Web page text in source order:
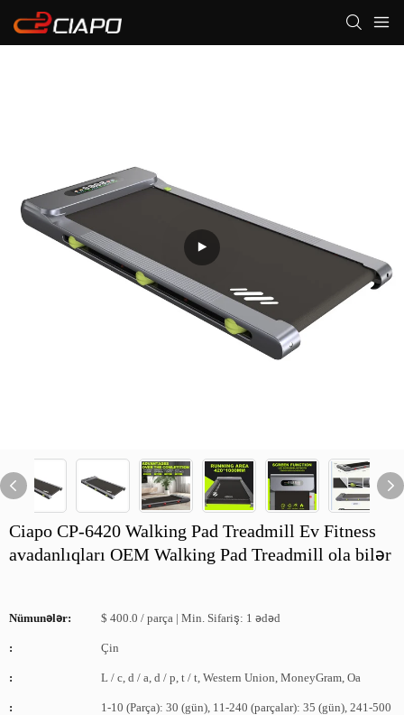
Ciapo CP-6420 Walking Pad Treadmill Ev Fitness
avadanlıqları OEM Walking Pad Treadmill ola bilər
Nümunələr: $ 400.0 / parça | Min. Sifariş: 1 ədəd
: Çin
: L / c, d / a, d / p, t / t, Western Union, MoneyGram, Oa
:
1-10 (Parça): 30 (gün), 11-240 (parçalar): 35 (gün), 241-500